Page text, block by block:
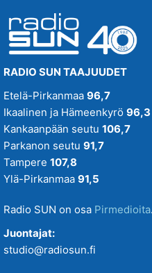
RADIO SUN TAAJUUDET
Etelä-Pirkanmaa 96,7
Ikaalinen ja Hämeenkyrö 96,3
Kankaanpään seutu 106,7
Parkanon seutu 91,7
Tampere 107,8
Ylä-Pirkanmaa 91,5
Radio SUN on osa Pirmedioita.
Juontajat:
studio@radiosun.fi